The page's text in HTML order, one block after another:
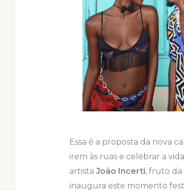
Essa é a proposta da nova
irem às ruas e celebrar a
artista João Incerti, fruto da
inaugura este momento